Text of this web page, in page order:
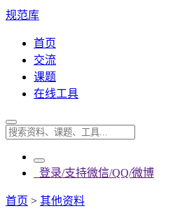
规范库
首页
交流
课题
在线工具
登录/支持微信/QQ/微博
首页 > 其他资料